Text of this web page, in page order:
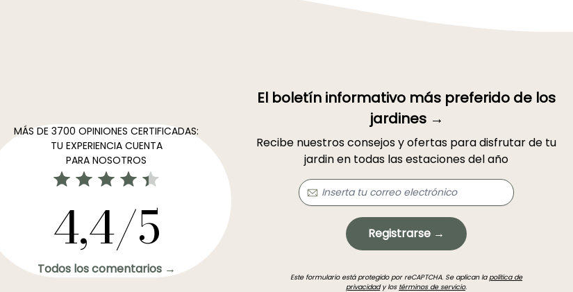
MÁS DE 3700 OPINIONES CERTIFICADAS:
TU EXPERIENCIA CUENTA
PARA NOSOTROS
4,4/5
Todos los comentarios →
El boletín informativo más preferido de los
jardines →
Recibe nuestros consejos y ofertas para disfrutar de tu
jardin en todas las estaciones del año
Registrarse →
Este formulario está protegido por reCAPTCHA. Se aplican lapolítica de
privacidady los términos de servicio.